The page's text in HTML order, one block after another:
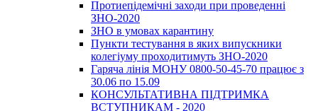
Протиепідемічні заходи при проведенні
ЗНО-2020
ЗНО в умовах карантину
Пункти тестування в яких випускники
колегіуму проходитимуть ЗНО-2020
Гаряча лінія МОНУ 0800-50-45-70 працює з
30.06 по 15.09
КОНСУЛЬТАТИВНА ПІДТРИМКА
ВСТУПНИКАМ - 2020